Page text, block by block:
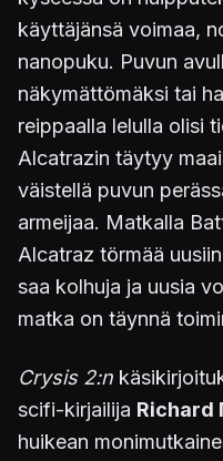
käyttäjänsä voimaa,
nanopuku. Puvun
näkymättömäksi tai
reippaalla lelulla olisi
Alcatrazin täytyy
väistellä puvun
armeijaa. Matkalla
Alcatraz törmää
saa kolhuja ja uusia
matka on täynnä
Crysis 2:n
scifi-kirjailija Richard
huikean